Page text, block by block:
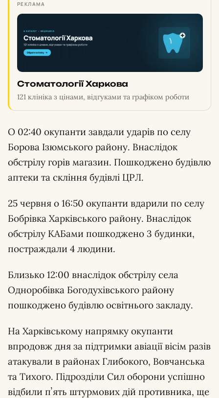
РЕКЛАМА
Стоматології Харкова
121 клініка з цінами, відгуками та графіком роботи
О 02:40 окупанти завдали ударів по селу
Борова Ізюмського району. Внаслідок
обстрілу горів магазин. Пошкоджено будівлю
аптеки та скління будівлі ЦРЛ.
25 червня о 16:50 окупанти вдарили по селу
Бобрівка Харківського району. Внаслідок
обстрілу КАБами пошкоджено 3 будинки,
постраждали 4 людини.
Близько 12:00 внаслідок обстрілу села
Одноробівка Богодухівського району
пошкоджено будівлю освітнього закладу.
На Харківському напрямку окупанти
впродовж дня за підтримки авіації вісім разів
атакували в районах Глибокого, Вовчанська
та Тихого. Підрозділи Сил оборони успішно
відбили пʼять штурмових дій противника, ще